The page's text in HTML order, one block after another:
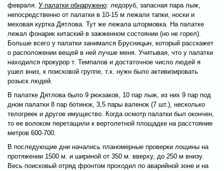
февраля. У палатки обнаружено: ледоруб, запасная пара лыж,
непосредственно от палатки в 10-15 м лежали тапки, носки и
меховая куртка Дятлова. Тут же лежала штормовка. На палатке
лежал фонарик китаский в зажженном состоянии (но не горел).
Больше всего у палатки занимался Брусницын, который расскажет
о расположении вещей в ней лучше меня. Учитывая, что у палатки
находился прокурор т. Темпалов и достаточное число людей я
ушел вниз, к поисковой группе, т.к. нужн было активизировать
розыск людей.
В палатке Дятлова было 9 рюкзаков, 10 пар лыж, из них 9 пар под
дном палатки 8 пар ботинок, 3,5 пары валенок (7 шт.), несколько
телогреек и другое имущество. Когда осмотр палатки был окончен,
то ее волоком перетащили к вертолетной площадке на расстояние
метров 600-700.
В последующие дни начались планомерные проверки лощины на
протяжении 1500 м. и шириной от 350 м. вверху, до 250 м внизу.
Весь поисковый отряд фронтом проходил по аварийной зоне и на